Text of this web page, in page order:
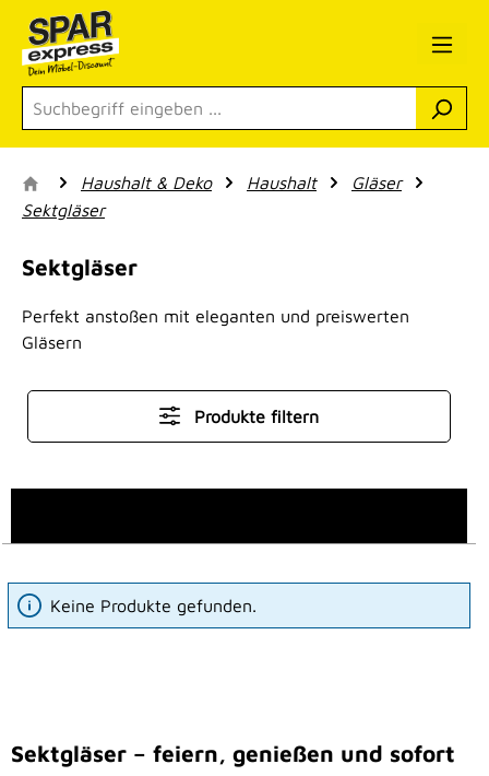
Zum Hauptinhalt springen
Haushalt & Deko Haushalt
Gläser
Sektgläser
Sektgläser
Perfekt anstoßen mit eleganten und preiswerten
Gläsern
Produkte filtern
Keine Produkte gefunden.
Sektgläser – feiern, genießen und sofort